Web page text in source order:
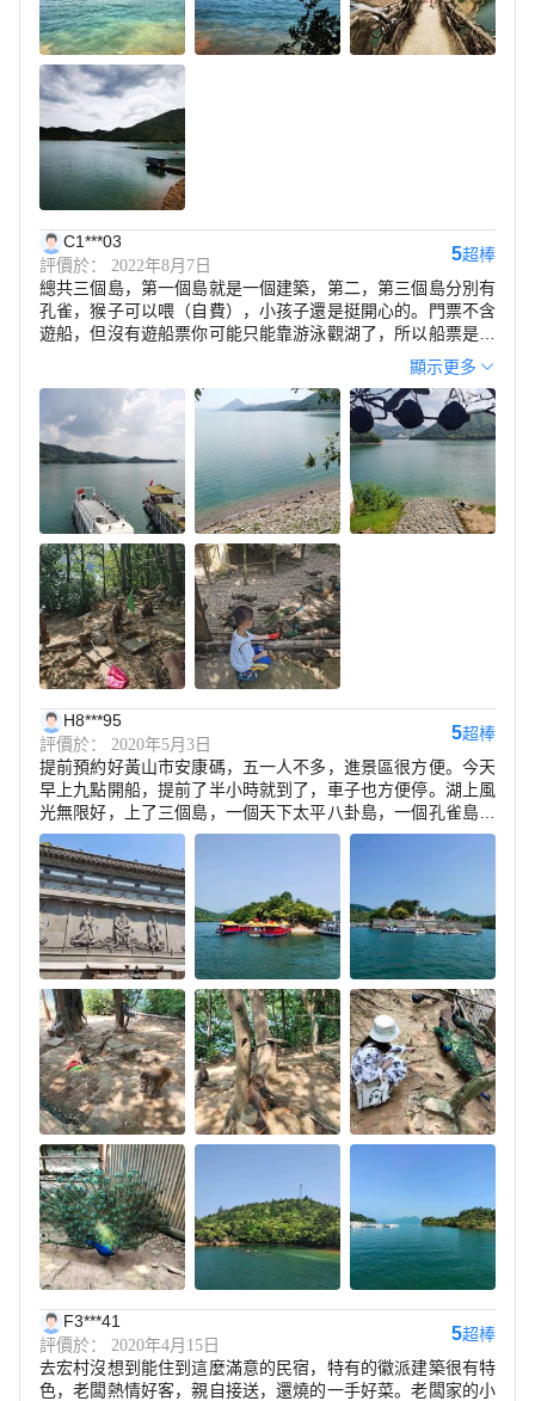
C1***03
評價於： 2022年8月7日
5超棒
總共三個島，第一個島就是一個建築，第二，第三個島分別有
孔雀，猴子可以喂（自費），小孩子還是挺開心的。門票不含
遊船，但沒有遊船票你可能只能靠游泳觀湖了，所以船票是必
買的。遊船停靠碼頭后，會提醒你上船時間。整體遊覽時間2
小時左右。個人感覺沿湖駕車景色更美！但上島有動物喂，小
朋友還是挺開心的。
顯示更多
H8***95
評價於： 2020年5月3日
5超棒
提前預約好黃山市安康碼，五一人不多，進景區很方便。今天
早上九點開船，提前了半小時就到了，車子也方便停。湖上風
光無限好，上了三個島，一個天下太平八卦島，一個孔雀島，
一個猴島，坐在船上看山看水看風景，舒服！
F3***41
評價於： 2020年4月15日
5超棒
去宏村沒想到能住到這麼滿意的民宿，特有的徽派建築很有特
色，老闆熱情好客，親自接送，還燒的一手好菜。老闆家的小